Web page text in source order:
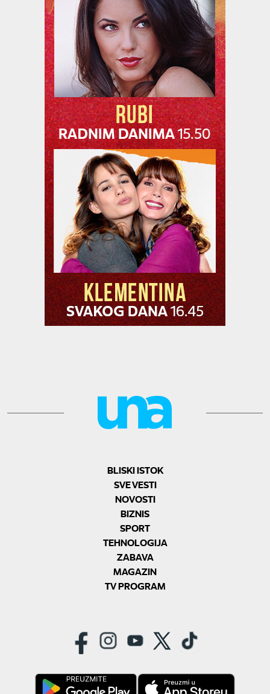
BLISKI ISTOK
SVE VESTI
NOVOSTI
BIZNIS
SPORT
TEHNOLOGIJA
ZABAVA
MAGAZIN
TV PROGRAM